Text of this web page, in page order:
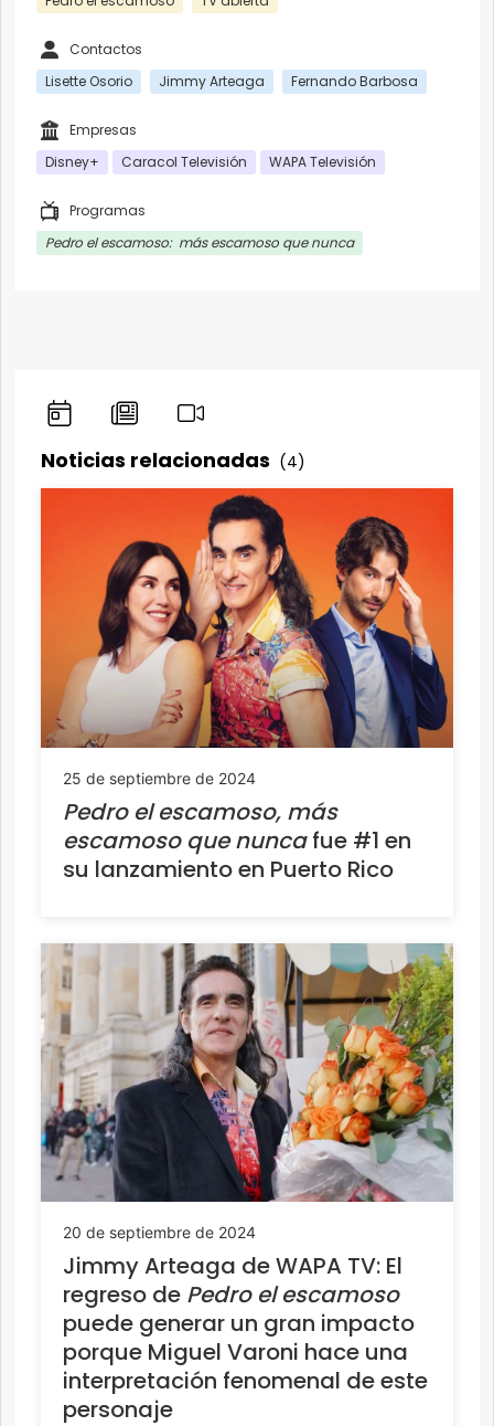
Contactos
Lisette Osorio
Jimmy Arteaga Fernando Barbosa
Empresas
Disney+
Caracol Televisión WAPA Televisión
Programas
Pedro el escamoso: más escamoso que nunca
Noticias relacionadas (4)
25 de septiembre de 2024
Pedro el escamoso, más
escamoso que nuncafue #1 en
su lanzamiento en Puerto Rico
20 de septiembre de 2024
Jimmy Arteaga de WAPA TV: El
regreso de Pedro el escamoso
puede generar un gran impacto
porque Miguel Varoni hace una
interpretación fenomenal de este
personaje